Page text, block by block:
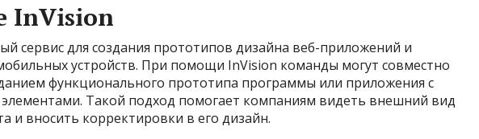
InVision
сервис для создания прототипов дизайна веб-приложений и
устройств. При помощи InVision команды могут совместно
функционального прототипа программы или приложения с
Такой подход помогает компаниям видеть внешний вид
и вносить корректировки в его дизайн.